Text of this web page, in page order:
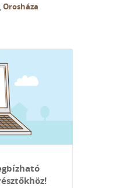
Orosháza